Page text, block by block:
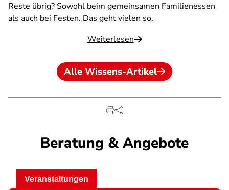
Reste übrig? Sowohl beim gemeinsamen Familienessen
als auch bei Festen. Das geht vielen so.
Weiterlesen
Alle Wissens-Artikel
Beratung & Angebote
Veranstaltungen